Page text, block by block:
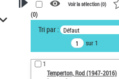
VOTRE RECHERCHE
Recherche avancée dans les
notices d’autorité
Œuvres liées à l'auteur :
Temperton, Rod (1947-2016)
Voir la sélection (0)
(0)
Tri par : Défaut
sur 1
1
Temperton, Rod (1947-2016)